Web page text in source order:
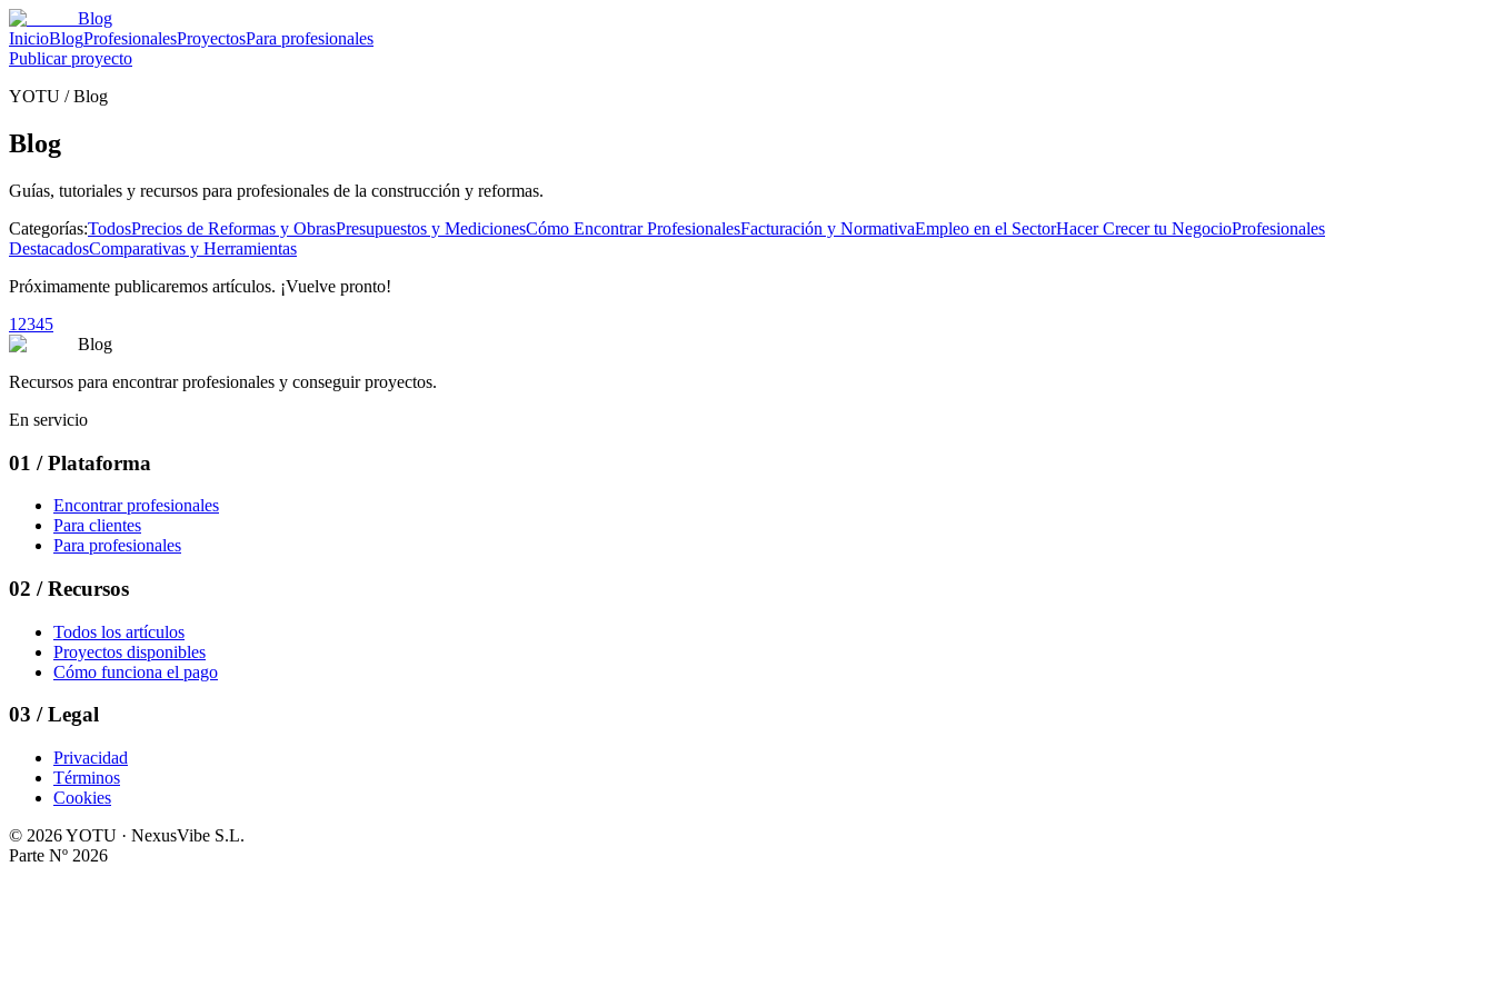
Blog
InicioBlogProfesionalesProyectosPara profesionales
Publicar proyecto
YOTU / Blog
Blog
Guías, tutoriales y recursos para profesionales de la construcción y reformas.
Categorías:TodosPrecios de Reformas y ObrasPresupuestos y MedicionesCómo Encontrar ProfesionalesFacturación y NormativaEmpleo en el SectorHacer Crecer tu NegocioProfesionales
DestacadosComparativas y Herramientas
Próximamente publicaremos artículos. ¡Vuelve pronto!
1 2345
Blog
Recursos para encontrar profesionales y conseguir proyectos.
En servicio
01 / Plataforma
Encontrar profesionales
Para clientes
Para profesionales
02 / Recursos
Todos los artículos
Proyectos disponibles
Cómo funciona el pago
03 / Legal
Privacidad
Términos
Cookies
© 2026YOTU · NexusVibe S.L.
Parte Nº 2026